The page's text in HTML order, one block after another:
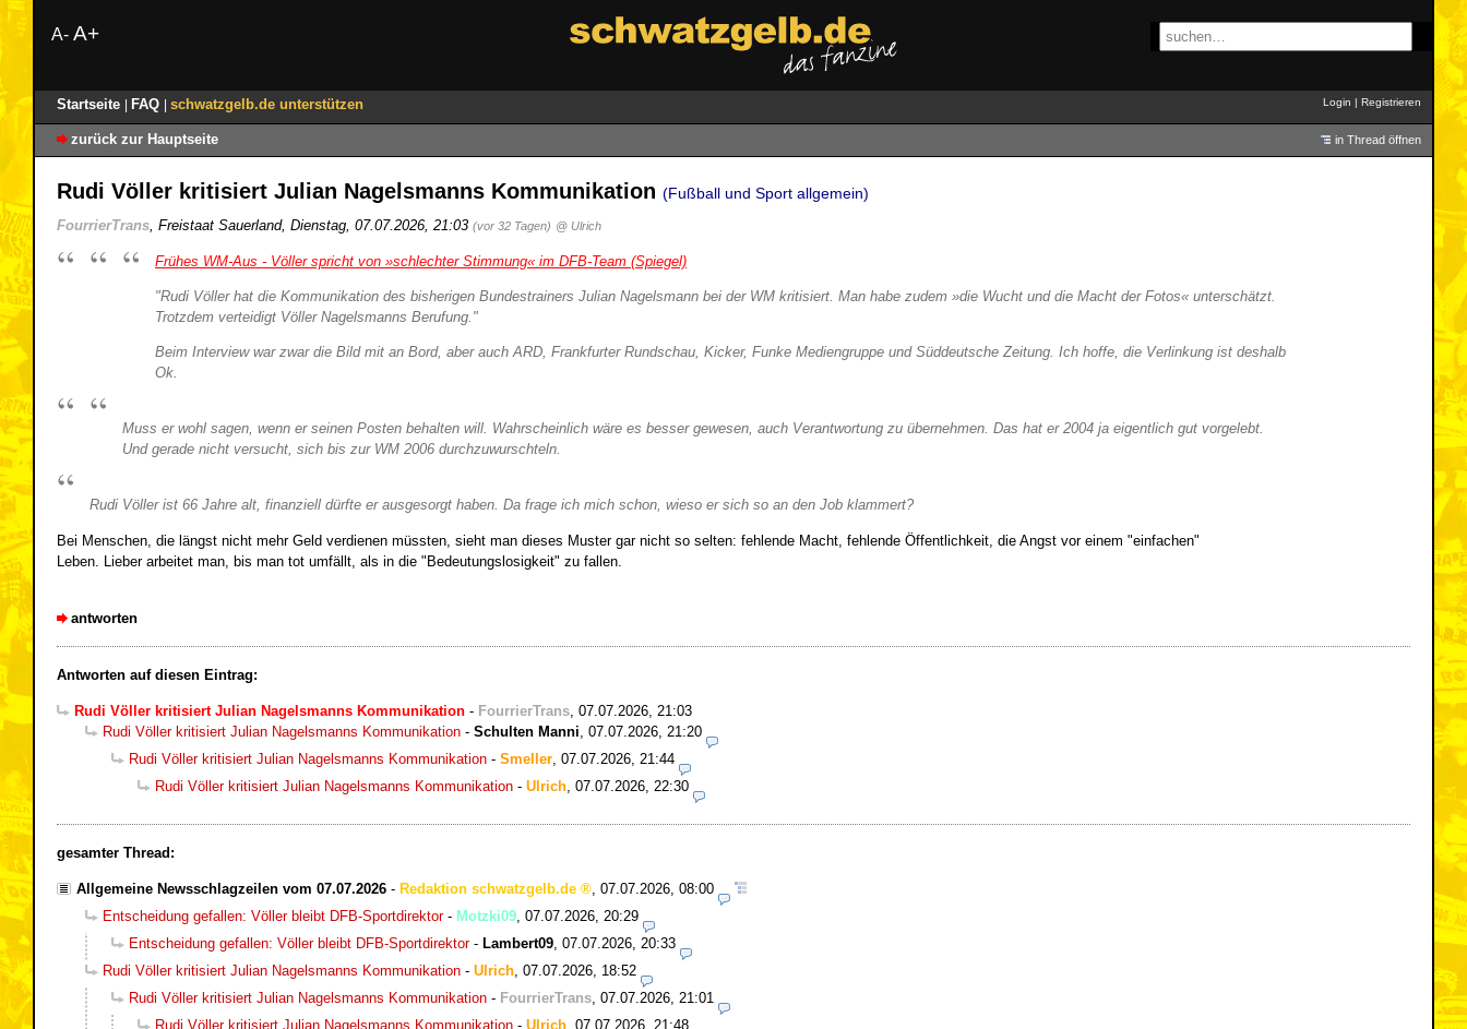
A- A+
Startseite FAQ schwatzgelb.de unterstützen Login | Registrieren
zurück zur Hauptseite in Thread öffnen
Rudi Völler kritisiert Julian Nagelsmanns Kommunikation (Fußball und Sport allgemein)
FourrierTrans Freistaat Sauerland, Dienstag, 07.07.2026, 21:03 (vor 32 Tagen) @ Ulrich
Frühes WM-Aus - Völler spricht von »schlechter Stimmung« im DFB-Team (Spiegel)
"Rudi Völler hat die Kommunikation des bisherigen Bundestrainers Julian Nagelsmann bei der WM kritisiert. Man habe zudem »die Wucht und die Macht der Fotos« unterschätzt.
Trotzdem verteidigt Völler Nagelsmanns Berufung. "
Beim Interview war zwar die Bild mit an Bord, aber auch ARD, Frankfurter Rundschau, Kicker, Funke Mediengruppe und Süddeutsche Zeitung. Ich hoffe, die Verlinkung ist deshalb
Ok.
Muss er wohl sagen, wenn er seinen Posten behalten will. Wahrscheinlich wäre es besser gewesen, auch Verantwortung zu übernehmen. Das hat er 2004 ja eigentlich gut vorgelebt.
Und gerade nicht versucht, sich bis zur WM 2006 durchzuwurschteln.
Rudi Völler ist 66 Jahre alt, finanziell dürfte er ausgesorgt haben. Da frage ich mich schon, wieso er sich so an den Job klammert?
Bei Menschen, die längst nicht mehr Geld verdienen müssten, sieht man dieses Muster gar nicht so selten: fehlende Macht, fehlende Öffentlichkeit, die Angst vor einem "einfachen"
Leben. Lieber arbeitet man, bis man tot umfällt, als in die "Bedeutungslosigkeit" zu fallen.
antworten
Antworten auf diesen Eintrag:
Rudi Völler kritisiert Julian Nagelsmanns Kommunikation - FourrierTrans 07.07.2026, 21:03
Rudi Völler kritisiert Julian Nagelsmanns Kommunikation - Schulten Manni 07.07.2026, 21:20
Rudi Völler kritisiert Julian Nagelsmanns Kommunikation - Smeller 07.07.2026, 21:44
Rudi Völler kritisiert Julian Nagelsmanns Kommunikation - Ulrich 07.07.2026, 22:30
gesamter Thread:
Allgemeine Newsschlagzeilen vom 07.07.2026 - Redaktion schwatzgelb.de , 07.07.2026, 08:00
Entscheidung gefallen: Völler bleibt DFB-Sportdirektor- Motzki09, 07.07.2026, 20:29
Entscheidung gefallen: Völler bleibt DFB-Sportdirektor- Lambert09, 07.07.2026, 20:33
Rudi Völler kritisiert Julian Nagelsmanns Kommunikation - Ulrich, 07.07.2026, 18:52
Rudi Völler kritisiert Julian Nagelsmanns Kommunikation - FourrierTrans, 07.07.2026, 21:01
Rudi Völler kritisiert Julian Nagelsmanns Kommunikation - Ulrich, 07.07.2026, 21:48